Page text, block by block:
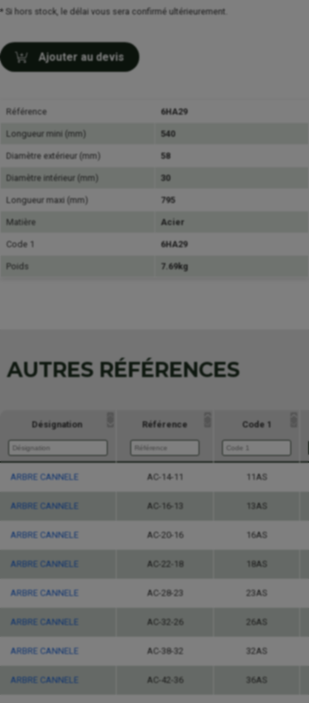
* Si hors stock, le délai vous sera confirmé ultérieurement.
Ajouter au devis
Référence 6HA29
Longueur mini (mm) 540
Diamètre extérieur (mm) 58
Diamètre intérieur (mm) 30
Longueur maxi (mm) 795
Matière Acier
Code 1 6HA29
Poids 7.69kg
AUTRES RÉFÉRENCES
Désignation Référence Code 1
Désignation Référence Code 1
ARBRE CANNELE AC-14-11 11AS
ARBRE CANNELE AC-16-13 13AS
ARBRE CANNELE AC-20-16 16AS
ARBRE CANNELE AC-22-18 18AS
ARBRE CANNELE AC-28-23 23AS
ARBRE CANNELE AC-32-26 26AS
ARBRE CANNELE AC-38-32 32AS
ARBRE CANNELE AC-42-36 36AS